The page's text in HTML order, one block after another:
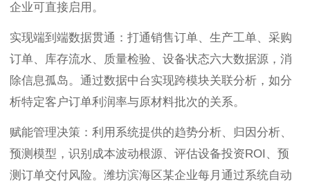
企业可直接启用。
实现端到端数据贯通：打通销售订单、生产工单、采购
订单、库存流水、质量检验、设备状态六大数据源，消
除信息孤岛。通过数据中台实现跨模块关联分析，如分
析特定客户订单利润率与原材料批次的关系。
赋能管理决策：利用系统提供的趋势分析、归因分析、
预测模型，识别成本波动根源、评估设备投资ROI、预
测订单交付风险。潍坊滨海区某企业每月通过系统自动